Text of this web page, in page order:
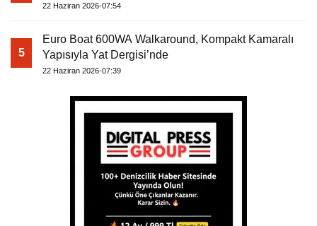
22 Haziran 2026-07:54
5
Euro Boat 600WA Walkaround, Kompakt Kamaralı
Yapısıyla Yat Dergisi’nde
22 Haziran 2026-07:39